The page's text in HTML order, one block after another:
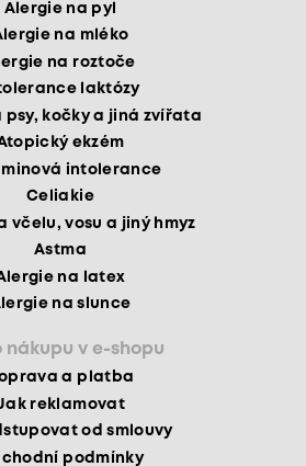
Alergie na pyl
na mléko
na roztoče
laktózy
psy, kočky a jiná zvířata
ekzém
intolerance
Celiakie
včelu, vosu a jiný hmyz
Astma
na latex
na slunce
nákupu v e-shopu
a platba
reklamovat
od smlouvy
podmínky